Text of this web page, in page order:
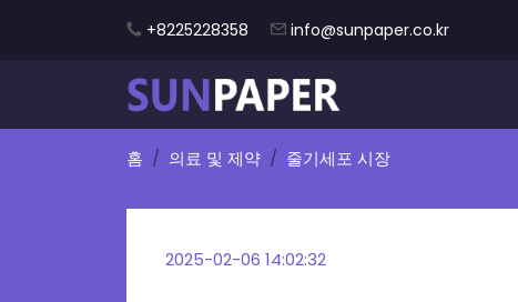
+8225228358 info@sunpaper.co.kr
홈 의료 및 제약 줄기세포 시장
2025-02-06 14:02:32